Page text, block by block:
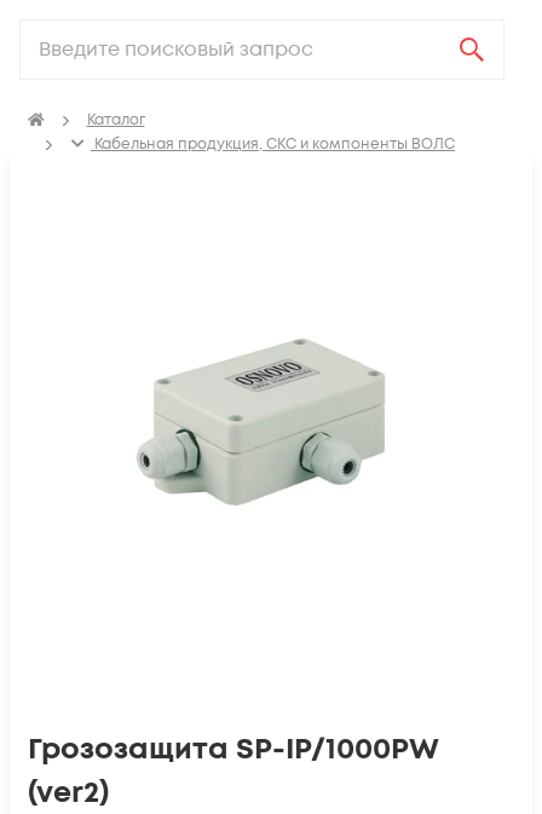
Каталог
Кабельная продукция, СКС и компоненты ВОЛС
Грозозащита SP-IP/1000PW
(ver2)